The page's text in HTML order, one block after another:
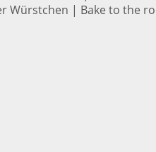
Würstchen | Bake to the